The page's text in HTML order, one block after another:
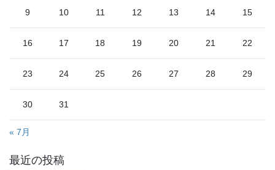
9 10 11 12 13 14 15
16 17 18 19 20 21 22
23 24 25 26 27 28 29
30 31
« 7月
最近の投稿